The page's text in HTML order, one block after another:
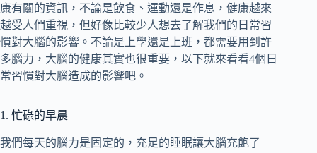
康有關的資訊，不論是飲食、運動還是作息，健康越來
越受人們重視，但好像比較少人想去了解我們的日常習
慣對大腦的影響。不論是上學還是上班，都需要用到許
多腦力，大腦的健康其實也很重要，以下就來看看4個日
常習慣對大腦造成的影響吧。
1. 忙碌的早晨
我們每天的腦力是固定的，充足的睡眠讓大腦充飽了